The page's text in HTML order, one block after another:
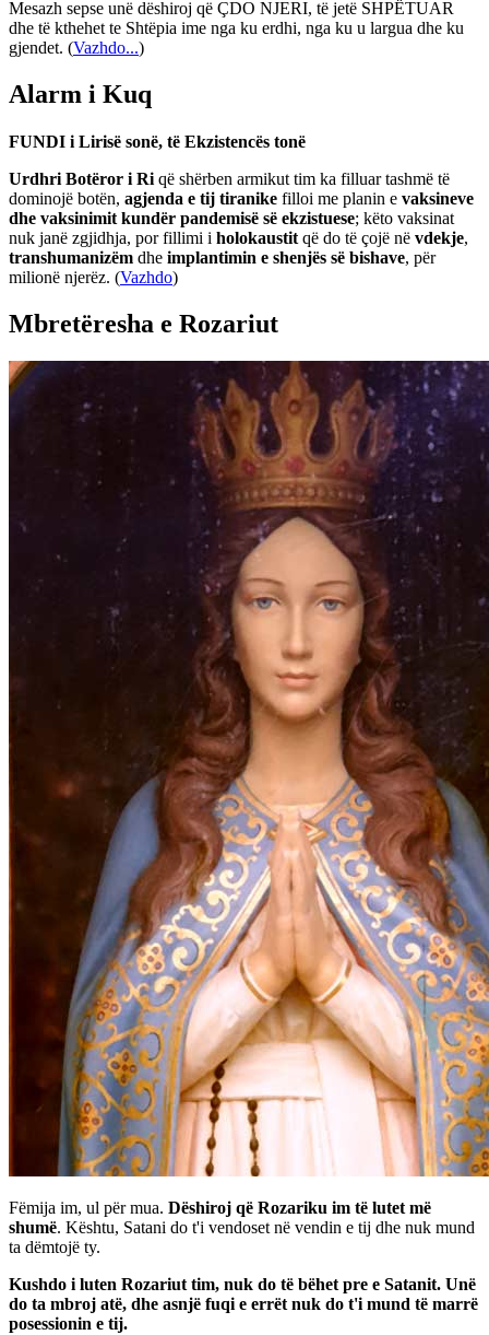
Mesazh sepse unë dëshiroj që ÇDO NJERI, të jetë SHPËTUAR
dhe të kthehet te Shtëpia ime nga ku erdhi, nga ku u largua dhe ku
gjendet. (Vazhdo...)
Alarm i Kuq
FUNDI i Lirisë sonë, të Ekzistencës tonë
Urdhri Botëror i Ri që shërben armikut tim ka filluar tashmë të
dominojë botën, agjenda e tij tiranike filloi me planin e vaksineve
dhe vaksinimit kundër pandemisë së ekzistuese; këto vaksinat
nuk janë zgjidhja, por fillimi i holokaustit që do të çojë në vdekje,
transhumanizëm dhe implantimin e shenjës së bishave, për
milionë njerëz. (Vazhdo)
Mbretëresha e Rozariut
Fëmija im, ul për mua. Dëshiroj që Rozariku im të lutet më
shumë. Kështu, Satani do t'i vendoset në vendin e tij dhe nuk mund
ta dëmtojë ty.
Kushdo i luten Rozariut tim, nuk do të bëhet pre e Satanit. Unë
do ta mbroj atë, dhe asnjë fuqi e errët nuk do t'i mund të marrë
posessionin e tij.